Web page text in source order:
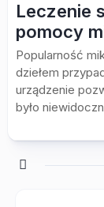
Leczenie
pomocy
Popularność
dziełem
urządzenie
było